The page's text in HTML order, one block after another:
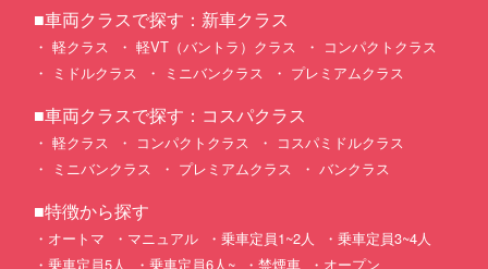
■車両クラスで探す：新車クラス
軽クラス 軽VT（バントラ）クラス
コンパクトクラス
ミドルクラス
ミニバンクラス プレミアムクラス
■車両クラスで探す：コスパクラス
軽クラス コンパクトクラス
コスパミドルクラス
ミニバンクラス
プレミアムクラス バンクラス
■特徴から探す
オートマ マニュアル 乗車定員1~2人
乗車定員3~4人
乗車定員5人
乗車定員6人~ 禁煙車
オープン